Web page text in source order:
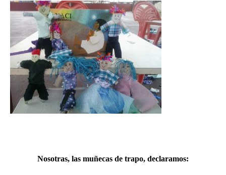
Nosotras, las muñecas de trapo, declaramos: